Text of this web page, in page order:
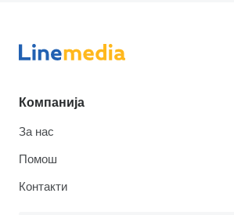
Компанија
За нас
Помош
Контакти